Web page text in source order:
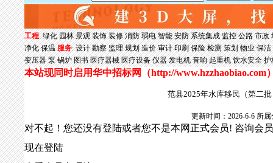
工程:绿化 园林 景观 装饰 装修 消防 弱电 智能 安防 系统集成 监控 公路 市政
净化 保温 服务:设计 勘察 监理 规划 造价 审计 印刷 保险 检测 策划 物业 保洁
变压器 泵 锅炉 图书 医疗器械 医疗设备 仪器 发电机 音响 起重机 饮水安全 护
本站现同时启用华中招标网（http://www.hzzhaobiao.com
范县2025年水库移民（第二
更新时间：2026-6-6
对不起！您还没有登陆或者您不是本网正式会员! 咨询会
现在登陆